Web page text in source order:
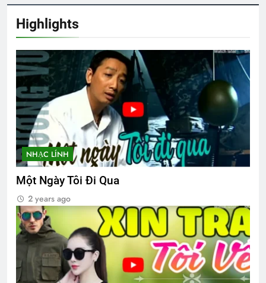
3 Years Ago
Lá rụng về cội
2 Years Ago
CSVSQ Dư Ngọc Thanh K14
2 Years Ago
Liên Khúc Xuân 2024
2 Years Ago
CTBCTY – Tập I – Chương 10
Highlights
NHẠC LÍNH
Một Ngày Tôi Đi Qua
2 years ago